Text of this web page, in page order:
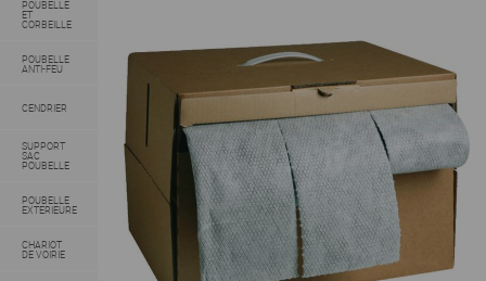
POUBELLE
ET
CORBEILLE
POUBELLE
ANTI-FEU
CENDRIER
SUPPORT
SAC
POUBELLE
POUBELLE
EXTERIEURE
CHARIOT
DE VOIRIE